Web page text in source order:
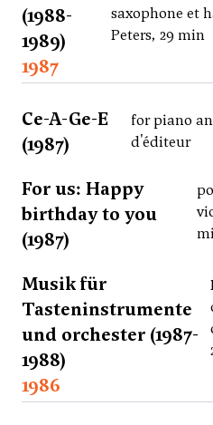
(1988-
1989)
saxophone et
Peters, 29 min
1987
Ce-A-Ge-E
(1987)
for piano
d'éditeur
For us: Happy
birthday to you
(1987)
Musik für
Tasteninstrumente
und orchester (1987-
1988)
1986